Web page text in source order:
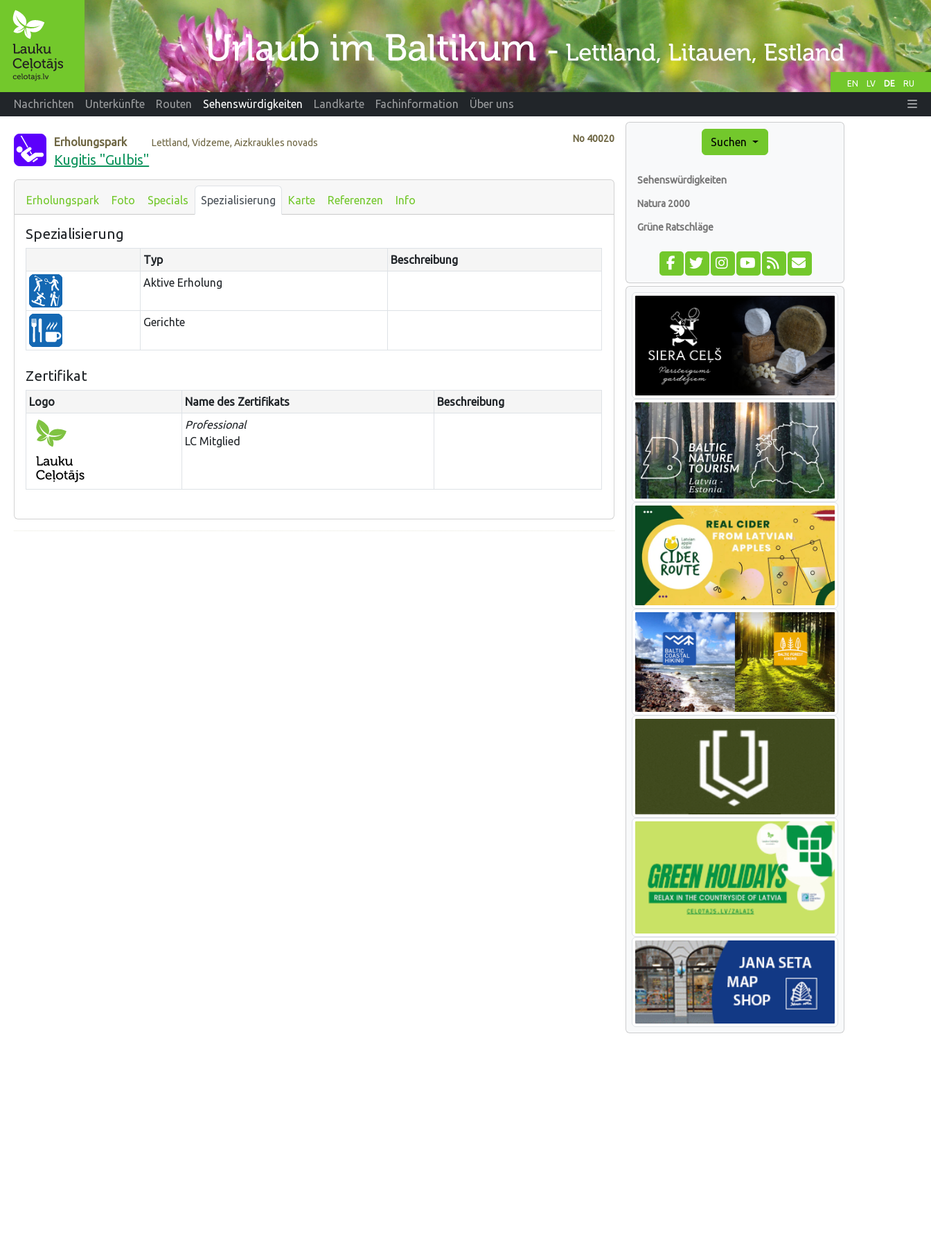
EN LV DE RU
Nachrichten Unterkünfte Routen Sehenswürdigkeiten Landkarte Fachinformation Über uns
No 40020
Erholungspark Lettland, Vidzeme, Aizkraukles novads
Kugitis "Gulbis"
Erholungspark Foto Specials Spezialisierung Karte Referenzen Info
Spezialisierung
Typ
Beschreibung
Aktive Erholung
Gerichte
Zertifikat
Logo Name des Zertifikats
Beschreibung
Professional
LC Mitglied
Suchen
Sehenswürdigkeiten
Natura 2000
Grüne Ratschläge